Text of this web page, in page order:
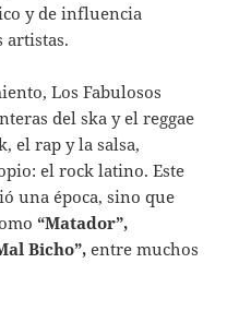
y de influencia
artistas.
Los Fabulosos
del ska y el reggae
el rap y la salsa,
el rock latino. Este
una época, sino que
“Matador”,
Bicho”, entre muchos